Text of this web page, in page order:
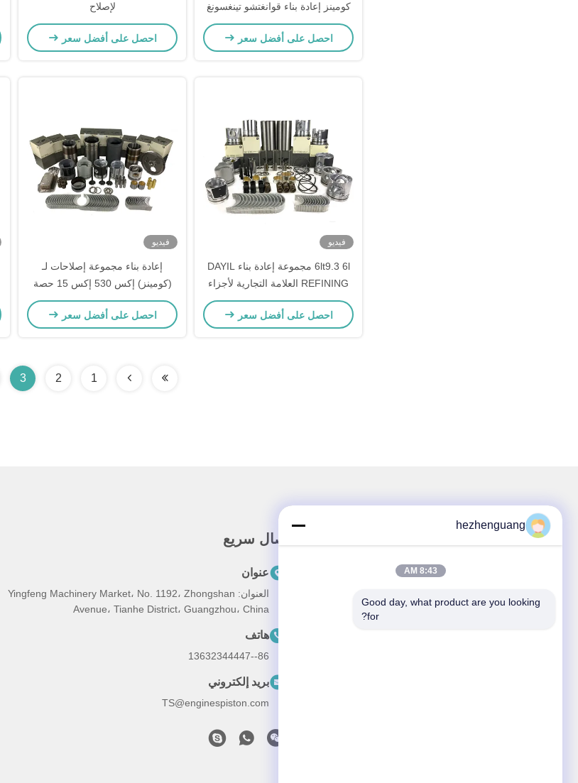
كومينز إعادة بناء قوانغتشو تينغسونغ
احصل على أفضل سعر
لإصلاح
احصل على أفضل سعر
فيديو
6lt9.3 6l مجموعة إعادة بناء DAYIL
REFINING العلامة التجارية لأجزاء
محركات Cummins
احصل على أفضل سعر
فيديو
إعادة بناء مجموعة إصلاحات لـ
(كومينز) إكس 530 إكس 15 حصة
محرك للبيع
احصل على أفضل سعر
1
2
3
رابط سريع
المنتجات
اتصال سريع
عنوان
العنوان: Yingfeng Machinery Market، No. 1192، Zhongshan
Avenue، Tianhe District، Guangzhou، China
هاتف
86--13632344447
بريد إلكتروني
TS@enginespiston.com
hezhenguang
8:43 AM
Good day, what product are you looking
for?